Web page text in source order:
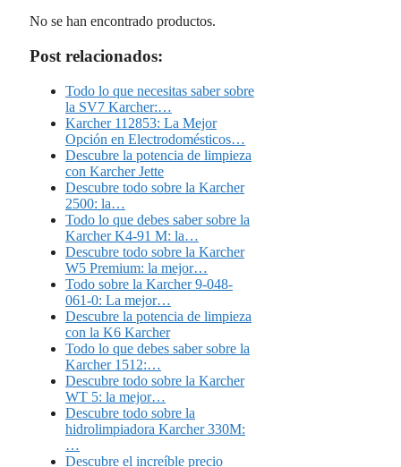
No se han encontrado productos.
Post relacionados:
Todo lo que necesitas saber sobre
la SV7 Karcher:…
Karcher 112853: La Mejor
Opción en Electrodomésticos…
Descubre la potencia de limpieza
con Karcher Jette
Descubre todo sobre la Karcher
2500: la…
Todo lo que debes saber sobre la
Karcher K4-91 M: la…
Descubre todo sobre la Karcher
W5 Premium: la mejor…
Todo sobre la Karcher 9-048-
061-0: La mejor…
Descubre la potencia de limpieza
con la K6 Karcher
Todo lo que debes saber sobre la
Karcher 1512:…
Descubre todo sobre la Karcher
WT 5: la mejor…
Descubre todo sobre la
hidrolimpiadora Karcher 330M:
…
Descubre el increíble precio